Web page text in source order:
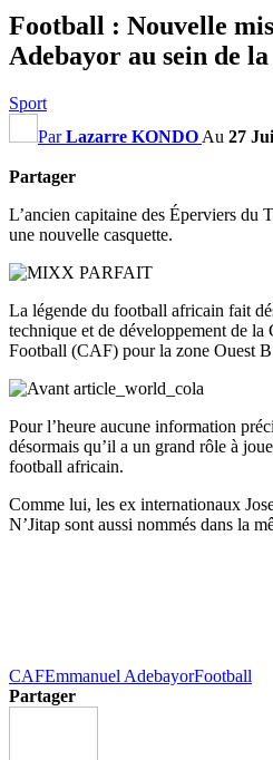
Football : Nouvelle
Adebayor au sein de
Sport
ParLazarre KONDO Au 27
Partager
L’ancien capitaine des Éperviers du
une nouvelle casquette.
La légende du football africain fait
technique et de développement de
Football (CAF) pour la zone Ouest
Pour l’heure aucune information
désormais qu’il a un grand rôle à
football africain.
Comme lui, les ex internationaux
N’Jitap sont aussi nommés dans la
CAFEmmanuel AdebayorFootball
Partager